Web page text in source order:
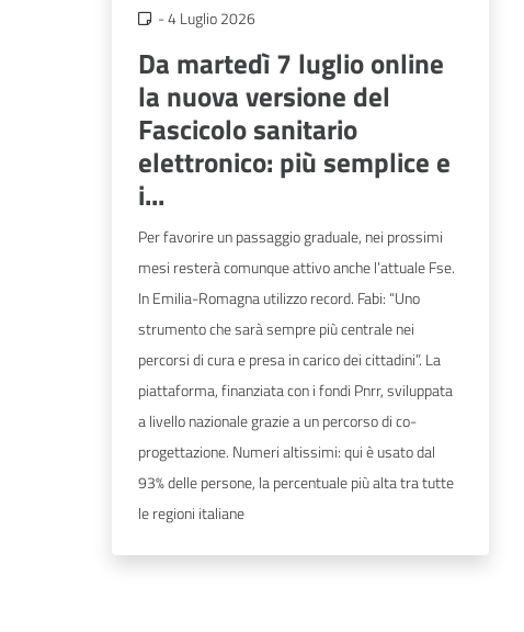
-4 Luglio 2026
Da martedì 7 luglio online
la nuova versione del
Fascicolo sanitario
elettronico: più semplice e
i...
Per favorire un passaggio graduale, nei prossimi
mesi resterà comunque attivo anche l’attuale Fse.
In Emilia-Romagna utilizzo record. Fabi: “Uno
strumento che sarà sempre più centrale nei
percorsi di cura e presa in carico dei cittadini”. La
piattaforma, finanziata con i fondi Pnrr, sviluppata
a livello nazionale grazie a un percorso di co-
progettazione. Numeri altissimi: qui è usato dal
93% delle persone, la percentuale più alta tra tutte
le regioni italiane